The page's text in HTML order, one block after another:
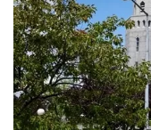
Nos chroniques
Inscrivez-vous à
Publiez une offre